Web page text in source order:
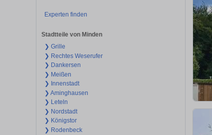
Experten finden
Stadtteile von Minden
❯ Grille
❯ Rechtes Weserufer
❯ Dankersen
❯ Meißen
❯ Innenstadt
❯ Aminghausen
❯ Leteln
❯ Nordstadt
❯ Königstor
❯ Rodenbeck